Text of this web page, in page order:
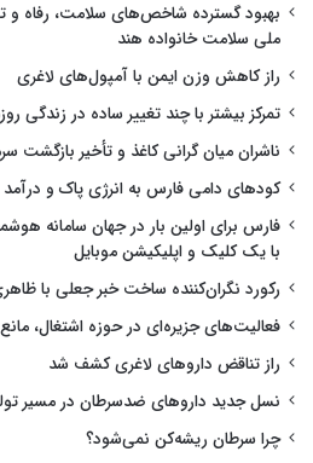
بهبود گسترده شاخص‌های سلامت، رفاه و
ملی سلامت خانواده هند
راز کاهش وزن ایمن با آمپول‌های لاغری
تمرکز بیشتر با چند تغییر ساده در زندگی
ناشران میان گرانی کاغذ و تأخیر بازگشت
کودهای دامی فارس به انرژی پاک و درآمد
فارس برای اولین بار در جهان سامانه
با یک کلیک و اپلیکیشن موبایل
رکورد نگران‌کننده ساخت خبر جعلی با
فعالیت‌های جزیره‌ای در حوزه اشتغال،
راز تناقض داروهای لاغری کشف شد
نسل جدید داروهای ضدسرطان در مسیر
چرا سرطان ریشه‌کن نمی‌شود؟